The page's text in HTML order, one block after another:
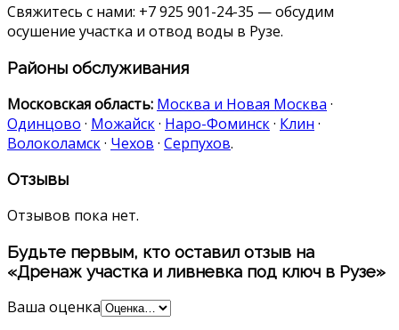
Свяжитесь с нами: +7 925 901-24-35 — обсудим
осушение участка и отвод воды в Рузе.
Районы обслуживания
Московская область: Москва и Новая Москва ·
Одинцово · Можайск· Наро-Фоминск· Клин ·
Волоколамск· Чехов · Серпухов.
Отзывы
Отзывов пока нет.
Будьте первым, кто оставил отзыв на
«Дренаж участка и ливневка под ключ в Рузе»
Ваша оценка